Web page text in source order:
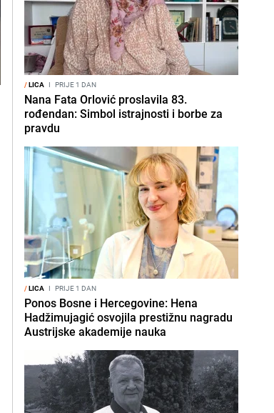
/LICA I PRIJE 1 DAN
Nana Fata Orlović proslavila 83.
rođendan: Simbol istrajnosti i borbe za
pravdu
/LICA I PRIJE 1 DAN
Ponos Bosne i Hercegovine: Hena
Hadžimujagić osvojila prestižnu nagradu
Austrijske akademije nauka